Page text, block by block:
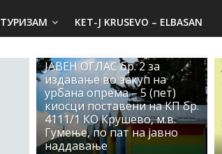
ТУРИЗАМ KET-J KRUSEVO – ELBASAN
ЈАВЕН ОГЛАС бр. 2 за
издавање во закуп на
урбана опрема – 5 (пет)
киосци поставени на КП бр.
4111/1 КО Крушево, м.в.
Гумење, по пат на јавно
наддавање